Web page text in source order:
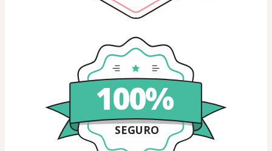
100%
SEGURO